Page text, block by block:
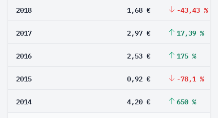
2018 1,68 € -43,43 %
2017 2,97 € 17,39 %
2016 2,53 € 175 %
2015 0,92 € -78,1 %
2014 4,20 € 650 %